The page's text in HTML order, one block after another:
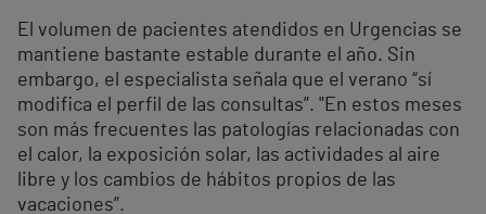
El volumen de pacientes atendidos en Urgencias se
mantiene bastante estable durante el año. Sin
embargo, el especialista señala que el verano “sí
modifica el perfil de las consultas”. "En estos meses
son más frecuentes las patologías relacionadas con
el calor, la exposición solar, las actividades al aire
libre y los cambios de hábitos propios de las
vacaciones”.